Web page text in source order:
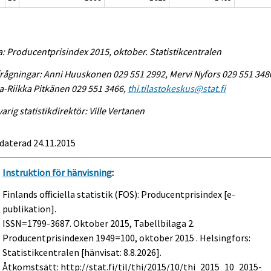
Producentprisindex 2015, oktober. Statistikcentralen
Anni Huuskonen 029 551 2992, Mervi Nyfors 029 551
Riikka Pitkänen 029 551 3466, thi.tilastokeskus@stat.fi
statistikdirektör: Ville Vertanen
24.11.2015
Instruktion för hänvisning:
Finlands officiella statistik (FOS): Producentprisindex [e-
publikation].
ISSN=1799-3687.Oktober 2015, Tabellbilaga 2.
Producentprisindexen 1949=100, oktober 2015 . Helsingfors:
Statistikcentralen [hänvisat: 8.8.2026].
Åtkomstsätt: http://stat.fi/til/thi/2015/10/thi_2015_10_2015-